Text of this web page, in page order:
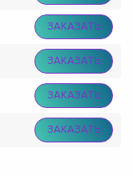
ЗАКАЗАТЬ
ЗАКАЗАТЬ
ЗАКАЗАТЬ
ЗАКАЗАТЬ